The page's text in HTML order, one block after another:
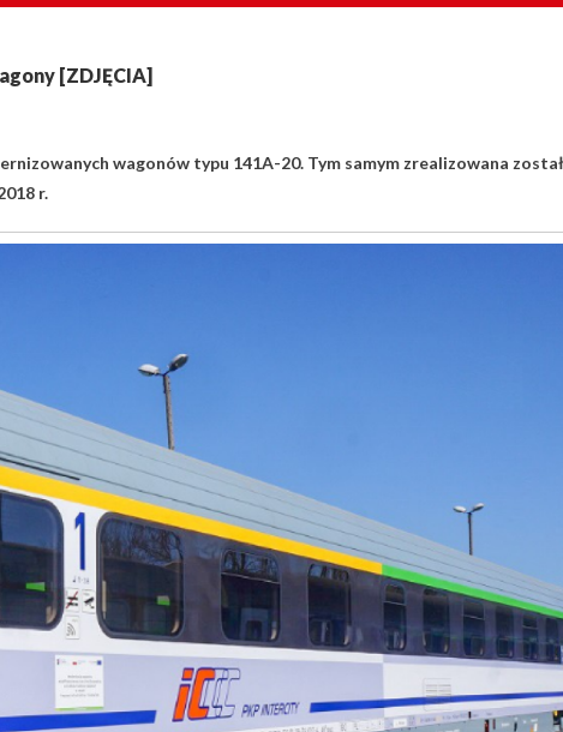
[ZDJĘCIA]
wagonów typu 141A-20. Tym samym zrealizowana
r.